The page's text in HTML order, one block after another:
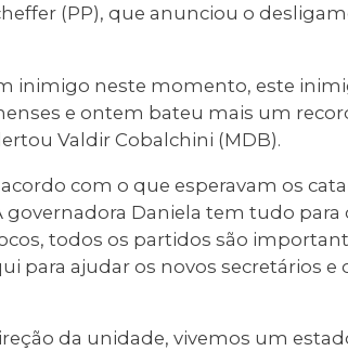
(PP), que anunciou o
inimigo neste momento, este
e ontem bateu mais um
Valdir Cobalchini (MDB).
com o que esperavam os
governadora Daniela tem tudo para
todos os partidos são
para ajudar os novos secretários e
da unidade, vivemos um